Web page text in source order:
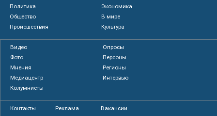
Политика
Экономика
Общество
В мире
Происшествия
Культура
Видео
Опросы
Фото
Персоны
Мнения
Регионы
Медиацентр
Интервью
Колумнисты
Контакты Реклама Вакансии